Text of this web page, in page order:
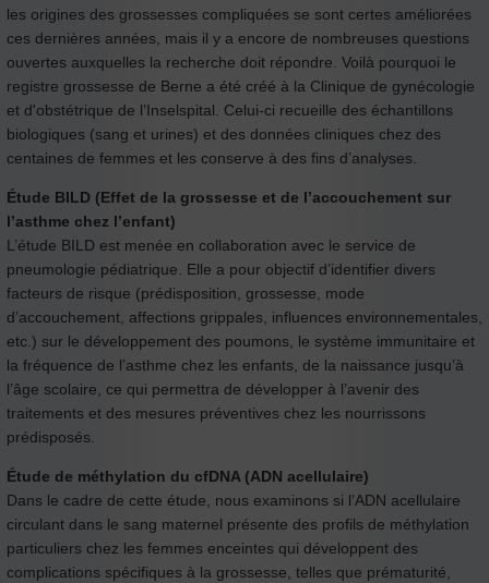
les origines des grossesses compliquées se sont certes améliorées
ces dernières années, mais il y a encore de nombreuses questions
ouvertes auxquelles la recherche doit répondre. Voilà pourquoi le
registre grossesse de Berne a été créé à la Clinique de gynécologie
et d'obstétrique de l’Inselspital. Celui-ci recueille des échantillons
biologiques (sang et urines) et des données cliniques chez des
centaines de femmes et les conserve à des fins d’analyses.
Étude BILD (Effet de la grossesse et de l’accouchement sur
l’asthme chez l’enfant)
L’étude BILD est menée en collaboration avec le service de
pneumologie pédiatrique. Elle a pour objectif d’identifier divers
facteurs de risque (prédisposition, grossesse, mode
d’accouchement, affections grippales, influences environnementales,
etc.) sur le développement des poumons, le système immunitaire et
la fréquence de l’asthme chez les enfants, de la naissance jusqu’à
l’âge scolaire, ce qui permettra de développer à l’avenir des
traitements et des mesures préventives chez les nourrissons
prédisposés.
Étude de méthylation du cfDNA (ADN acellulaire)
Dans le cadre de cette étude, nous examinons si l’ADN acellulaire
circulant dans le sang maternel présente des profils de méthylation
particuliers chez les femmes enceintes qui développent des
complications spécifiques à la grossesse, telles que prématurité,